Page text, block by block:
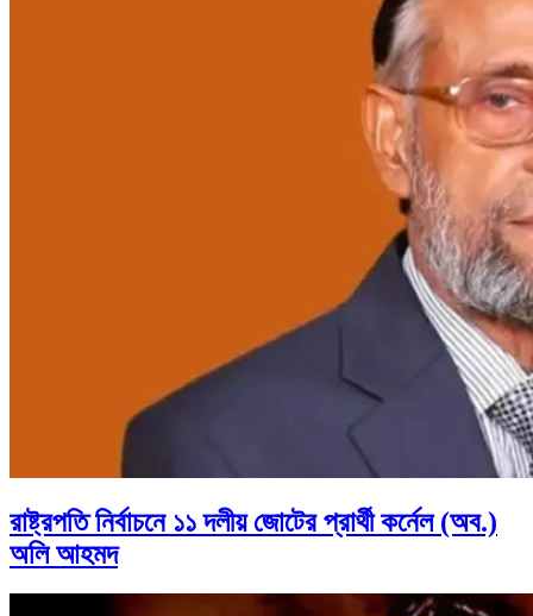
রাষ্ট্রপতি নির্বাচনে ১১ দলীয় জোটের প্রার্থী কর্নেল (অব.)
অলি আহমদ